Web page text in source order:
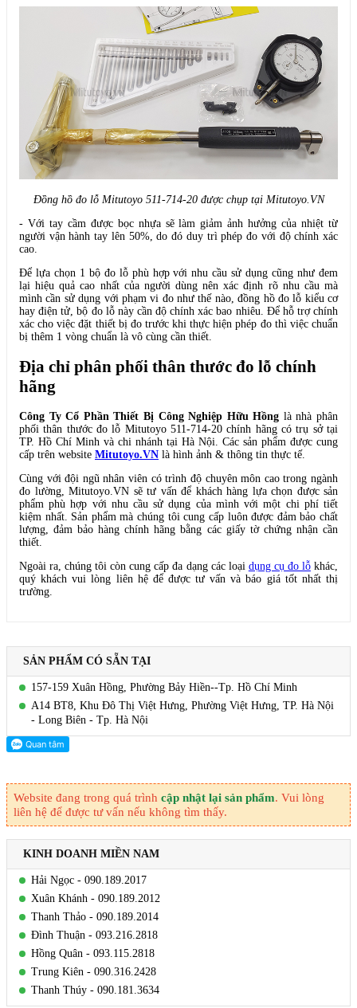
Đồng hồ đo lỗ Mitutoyo 511-714-20 được chụp tại Mitutoyo.VN
- Với tay cầm được bọc nhựa sẽ làm giảm ảnh hưởng của nhiệt từ
người vận hành tay lên 50%, do đó duy trì phép đo với độ chính xác
cao.
Để lựa chọn 1 bộ đo lỗ phù hợp với nhu cầu sử dụng cũng như đem
lại hiệu quả cao nhất của người dùng nên xác định rõ nhu cầu mà
mình cần sử dụng với phạm vi đo như thế nào, đồng hồ đo lỗ kiểu cơ
hay điện tử, bộ đo lỗ này cần độ chính xác bao nhiêu. Để hỗ trợ chính
xác cho việc đặt thiết bị đo trước khi thực hiện phép đo thì việc chuẩn
bị thêm 1 vòng chuẩn là vô cùng cần thiết.
Địa chỉ phân phối thân thước đo lỗ chính
hãng
Công Ty Cổ Phần Thiết Bị Công Nghiệp Hữu Hồng là nhà phân
phối thân thước đo lỗ Mitutoyo 511-714-20 chính hãng có trụ sở tại
TP. Hồ Chí Minh và chi nhánh tại Hà Nội. Các sản phẩm được cung
cấp trên website Mitutoyo.VN là hình ảnh & thông tin thực tế.
Cùng với đội ngũ nhân viên có trình độ chuyên môn cao trong ngành
đo lường, Mitutoyo.VN sẽ tư vấn để khách hàng lựa chọn được sản
phẩm phù hợp với nhu cầu sử dụng của mình với một chi phí tiết
kiệm nhất. Sản phẩm mà chúng tôi cung cấp luôn được đảm bảo chất
lượng, đảm bảo hàng chính hãng bằng các giấy tờ chứng nhận cần
thiết.
Ngoài ra, chúng tôi còn cung cấp đa dạng các loại dụng cụ đo lỗkhác,
quý khách vui lòng liên hệ để được tư vấn và báo giá tốt nhất thị
trường.
SẢN PHẨM CÓ SẴN TẠI
157-159 Xuân Hồng, Phường Bảy Hiền--Tp. Hồ Chí Minh
A14 BT8, Khu Đô Thị Việt Hưng, Phường Việt Hưng, TP. Hà Nội
- Long Biên - Tp. Hà Nội
Website đang trong quá trình cập nhật lại sản phẩm. Vui lòng
liên hệ để được tư vấn nếu không tìm thấy.
KINH DOANH MIỀN NAM
Hải Ngọc - 090.189.2017
Xuân Khánh - 090.189.2012
Thanh Thảo - 090.189.2014
Đình Thuận - 093.216.2818
Hồng Quân - 093.115.2818
Trung Kiên - 090.316.2428
Thanh Thúy - 090.181.3634